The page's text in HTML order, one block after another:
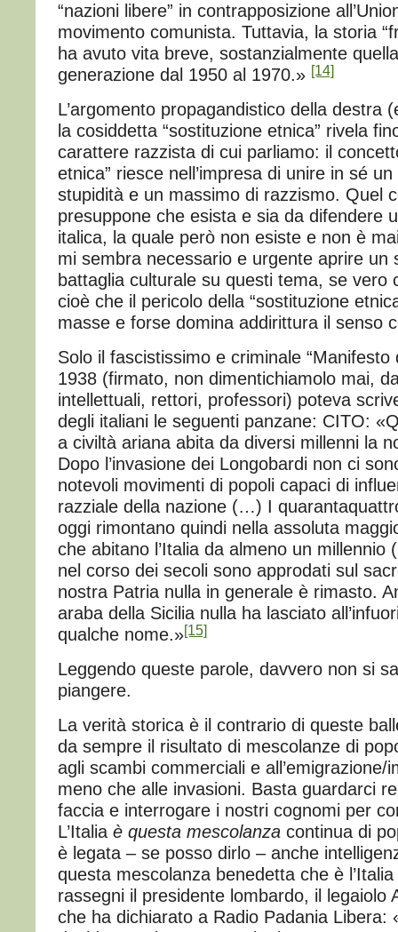
“nazioni libere” in contrapposizione
movimento comunista. Tuttavia, la storia
ha avuto vita breve, sostanzialmente
generazione dal 1950 al 1970.» [14]
L’argomento propagandistico della destra
la cosiddetta “sostituzione etnica” rivela
carattere razzista di cui parliamo: il
etnica” riesce nell’impresa di unire in sé
stupidità e un massimo di razzismo. Quel
presuppone che esista e sia da difendere
italica, la quale però non esiste e non è
mi sembra necessario e urgente aprire un
battaglia culturale su questi tema, se vero
cioè che il pericolo della “sostituzione
masse e forse domina addirittura il senso
Solo il fascistissimo e criminale “Manifesto
1938 (firmato, non dimentichiamolo mai,
intellettuali, rettori, professori) poteva
degli italiani le seguenti panzane: CITO:
a civiltà ariana abita da diversi millenni la
Dopo l’invasione dei Longobardi non ci
notevoli movimenti di popoli capaci di
razziale della nazione (…) I
oggi rimontano quindi nella assoluta
che abitano l’Italia da almeno un
nel corso dei secoli sono approdati sul
nostra Patria nulla in generale è rimasto.
araba della Sicilia nulla ha lasciato
qualche nome.»[15]
Leggendo queste parole, davvero non si
piangere.
La verità storica è il contrario di queste
da sempre il risultato di mescolanze di
agli scambi commerciali e all’emigrazione/
meno che alle invasioni. Basta guardarci
faccia e interrogare i nostri cognomi per
L’Italia è questa mescolanza continua di
è legata – se posso dirlo – anche
questa mescolanza benedetta che è
rassegni il presidente lombardo, il legaiolo
che ha dichiarato a Radio Padania Libera: